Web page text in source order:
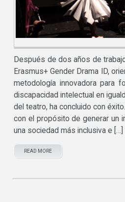
Después de dos años de
Erasmus+ Gender Drama ID,
metodología innovadora para
discapacidad intelectual en
del teatro, ha concluido con
con el propósito de generar un
una sociedad más inclusiva e […]
READ MORE